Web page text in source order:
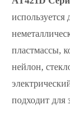
используется
пластмассы,
нейлон,
подходит для